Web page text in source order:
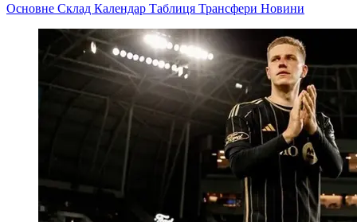
Основне Склад Календар Таблиця Трансфери Новини